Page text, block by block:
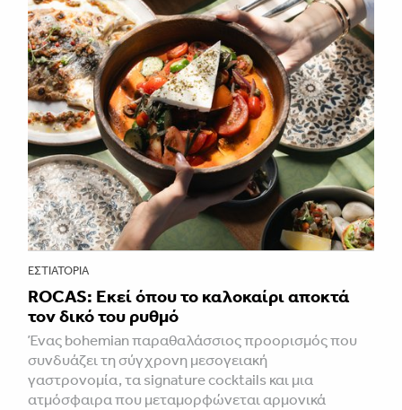
ΕΣΤΙΑΤΌΡΙΑ
ROCAS: Εκεί όπου το καλοκαίρι αποκτά
τον δικό του ρυθμό
Ένας bohemian παραθαλάσσιος προορισμός που
συνδυάζει τη σύγχρονη μεσογειακή
γαστρονομία, τα signature cocktails και μια
ατμόσφαιρα που μεταμορφώνεται αρμονικά